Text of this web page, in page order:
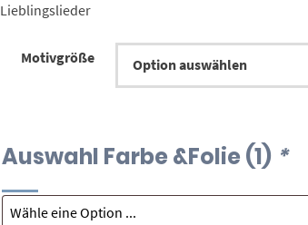
Lieblingslieder
Motivgröße
Auswahl Farbe &Folie (1) *